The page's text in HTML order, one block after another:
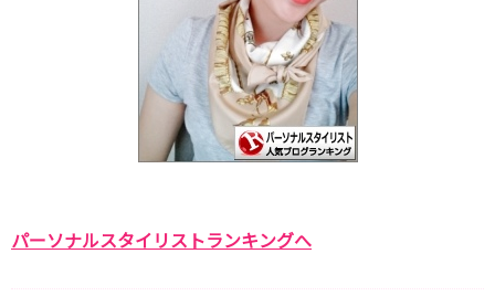
パーソナルスタイリストランキングへ